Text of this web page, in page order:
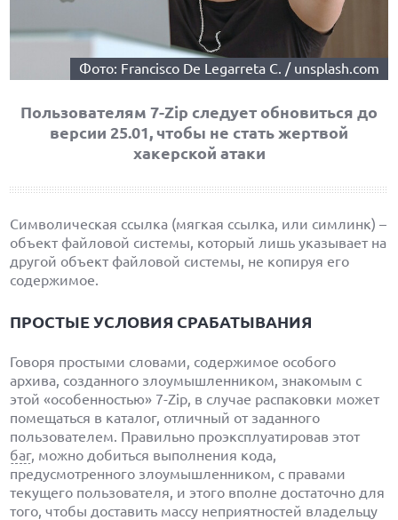
Фото: Francisco De Legarreta C. / unsplash.com
Пользователям 7-Zip следует обновиться до
версии 25.01, чтобы не стать жертвой
хакерской атаки
Символическая ссылка (мягкая ссылка, или симлинк) –
объект файловой системы, который лишь указывает на
другой объект файловой системы, не копируя его
содержимое.
ПРОСТЫЕ УСЛОВИЯ СРАБАТЫВАНИЯ
Говоря простыми словами, содержимое особого
архива, созданного злоумышленником, знакомым с
этой «особенностью» 7-Zip, в случае распаковки может
помещаться в каталог, отличный от заданного
пользователем. Правильно проэксплуатировав этот
баг, можно добиться выполнения кода,
предусмотренного злоумышленником, с правами
текущего пользователя, и этого вполне достаточно для
того, чтобы доставить массу неприятностей владельцу